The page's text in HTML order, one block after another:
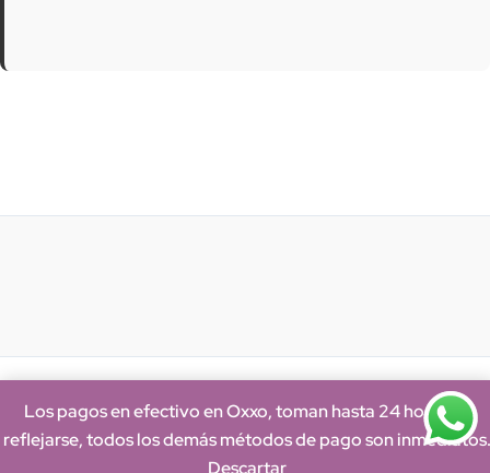
Los pagos en efectivo en Oxxo, toman hasta 24 horas en
reflejarse, todos los demás métodos de pago son inmediatos.
Descartar